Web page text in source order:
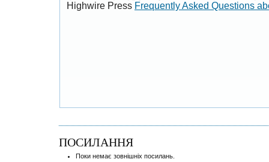
Highwire Press Frequently Asked Questions
ПОСИЛАННЯ
Поки немає зовнішніх посилань.